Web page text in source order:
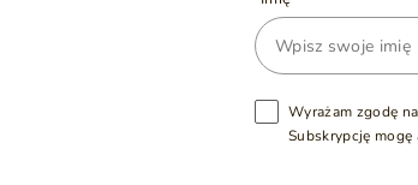
Wyrażam zgodę
Subskrypcję